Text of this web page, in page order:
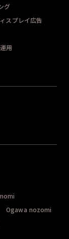
グ
スプレイ広告
用
Ogawa nozomi